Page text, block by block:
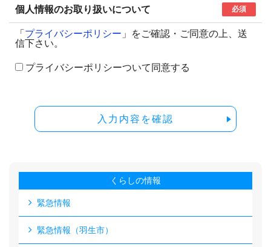
個人情報のお取り扱いについて 必須
「 プライバシーポリシー 」をご確認・ご同意の上、送
信下さい。
プライバシーポリシーついて同意する
入力内容を確認
くらしの情報
緊急情報
緊急情報（羽生市）